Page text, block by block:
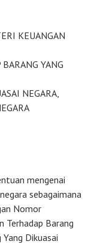
KEUANGAN
YANG
NEGARA,
mengenai
sebagaimana
Nomor
Barang
Dikuasai